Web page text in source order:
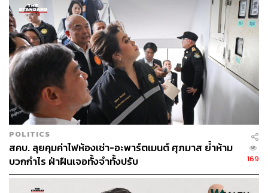
POLITICS
สคบ. ลุยคุมค่าไฟห้องเช่า-อะพาร์ตเมนต์ ศุภมาส ย้ำห้าม
บวกกำไร ฝ่าฝืนเจอทั้งจำทั้งปรับ
169